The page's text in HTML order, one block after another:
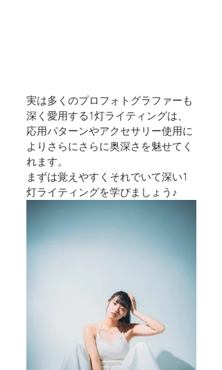
実は多くのプロフォトグラファーも
深く愛用する1灯ライティングは、
応用パターンやアクセサリー使用に
よりさらにさらに奥深さを魅せてく
れます。
まずは覚えやすくそれでいて深い1
灯ライティングを学びましょう♪